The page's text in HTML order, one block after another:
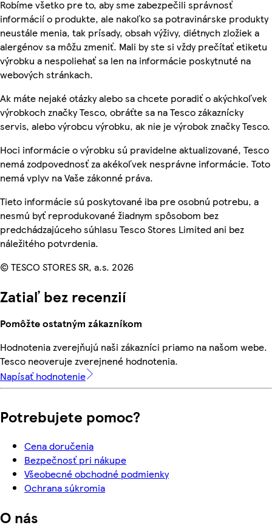
Robíme všetko pre to, aby sme zabezpečili správnosť
informácií o produkte, ale nakoľko sa potravinárske produkty
neustále menia, tak prísady, obsah výživy, diétnych zložiek a
alergénov sa môžu zmeniť. Mali by ste si vždy prečítať etiketu
výrobku a nespoliehať sa len na informácie poskytnuté na
webových stránkach.
Ak máte nejaké otázky alebo sa chcete poradiť o akýchkoľvek
výrobkoch značky Tesco, obráťte sa na Tesco zákaznícky
servis, alebo výrobcu výrobku, ak nie je výrobok značky Tesco.
Hoci informácie o výrobku sú pravidelne aktualizované, Tesco
nemá zodpovednosť za akékoľvek nesprávne informácie. Toto
nemá vplyv na Vaše zákonné práva.
Tieto informácie sú poskytované iba pre osobnú potrebu, a
nesmú byť reprodukované žiadnym spôsobom bez
predchádzajúceho súhlasu Tesco Stores Limited ani bez
náležitého potvrdenia.
© TESCO STORES SR, a.s. 2026
Zatiaľ bez recenzií
Pomôžte ostatným zákazníkom
Hodnotenia zverejňujú naši zákazníci priamo na našom webe.
Tesco neoveruje zverejnené hodnotenia.
Napísať hodnotenie
Potrebujete pomoc?
Cena doručenia
Bezpečnosť pri nákupe
Všeobecné obchodné podmienky
Ochrana súkromia
O nás